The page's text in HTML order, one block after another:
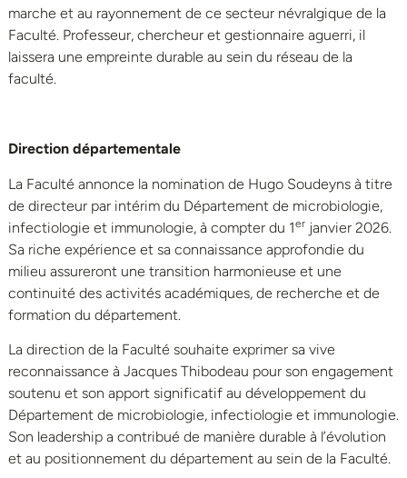
marche et au rayonnement de ce secteur névralgique de la
Faculté. Professeur, chercheur et gestionnaire aguerri, il
laissera une empreinte durable au sein du réseau de la
faculté.
Direction départementale
La Faculté annonce la nomination de Hugo Soudeyns à titre
de directeur par intérim du Département de microbiologie,
infectiologie et immunologie, à compter du 1er janvier 2026.
Sa riche expérience et sa connaissance approfondie du
milieu assureront une transition harmonieuse et une
continuité des activités académiques, de recherche et de
formation du département.
La direction de la Faculté souhaite exprimer sa vive
reconnaissance à Jacques Thibodeau pour son engagement
soutenu et son apport significatif au développement du
Département de microbiologie, infectiologie et immunologie.
Son leadership a contribué de manière durable à l’évolution
et au positionnement du département au sein de la Faculté.